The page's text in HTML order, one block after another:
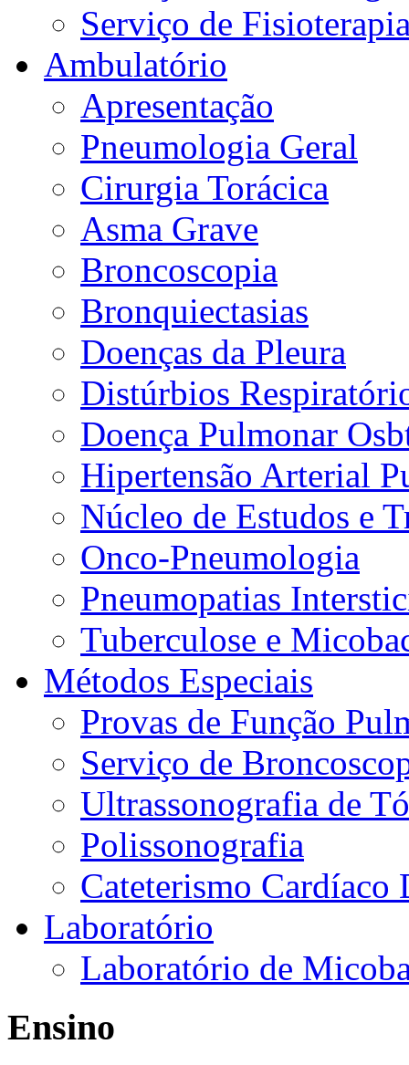
Serviço de
Ambulatório
Apresentação
Pneumologia Geral
Cirurgia Torácica
Asma Grave
Broncoscopia
Bronquiectasias
Doenças da Pleura
Distúrbios
Doença Pulmonar
Hipertensão Arterial
Núcleo de Estudos e
Onco-Pneumologia
Pneumopatias
Tuberculose e
Métodos Especiais
Provas de Função
Serviço de
Ultrassonografia de
Polissonografia
Cateterismo Cardíaco
Laboratório
Laboratório de
Ensino